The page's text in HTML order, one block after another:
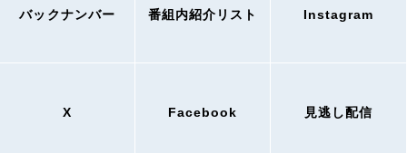
バックナンバー 番組内紹介リスト Instagram
X Facebook 見逃し配信